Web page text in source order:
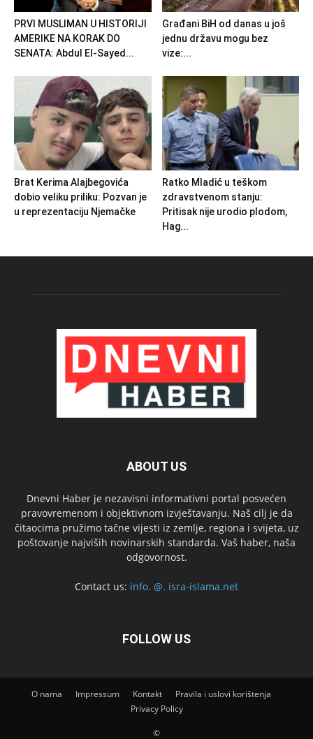
PRVI MUSLIMAN U HISTORIJI
AMERIKE NA KORAK DO
SENATA: Abdul El-Sayed...
Građani BiH od danas u još
jednu državu mogu bez
vize:...
Brat Kerima Alajbegovića
dobio veliku priliku: Pozvan je
u reprezentaciju Njemačke
Ratko Mladić u teškom
zdravstvenom stanju:
Pritisak nije urodio plodom,
Hag...
ABOUT US
Dnevni Haber je nezavisni informativni portal posvećen
pravovremenom i objektivnom izvještavanju. Naš cilj je da
čitaocima pružimo tačne vijesti iz zemlje, regiona i svijeta, uz
poštovanje najviših novinarskih standarda. Vaš haber, naša
odgovornost.
Contact us: info. @. isra-islama.net
FOLLOW US
O nama Impressum Kontakt
Pravila i uslovi korištenja
Privacy Policy
©